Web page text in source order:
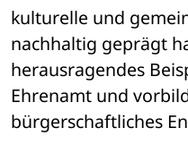
kulturelle und
nachhaltig geprägt
herausragendes
Ehrenamt und
bürgerschaftliches